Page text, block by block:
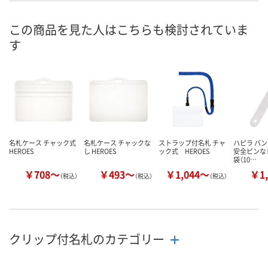
この商品を見た人はこちらも検討されていま
す
名札ケース チャック式
HEROES
￥708～（税込）
名札ケース チャックな
し HEROES
￥493～（税込）
ストラップ付名札 チャ
ック式 HEROES
￥1,044～（税込）
ハピラ バ
安全ピンな
袋（10…
￥
クリップ付名札のカテゴリー